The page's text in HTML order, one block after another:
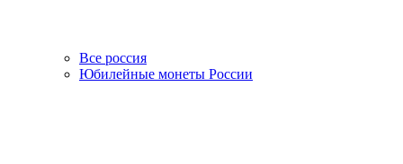
Все россия
Юбилейные монеты России